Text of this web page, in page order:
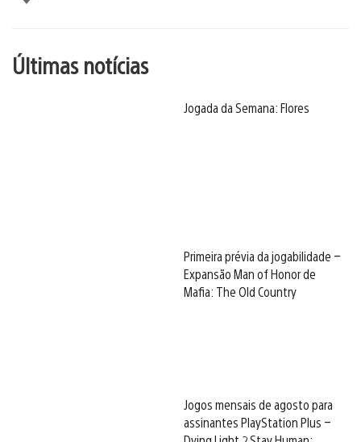
Últimas notícias
Jogada da Semana: Flores
Primeira prévia da jogabilidade –
Expansão Man of Honor de
Mafia: The Old Country
Jogos mensais de agosto para
assinantes PlayStation Plus –